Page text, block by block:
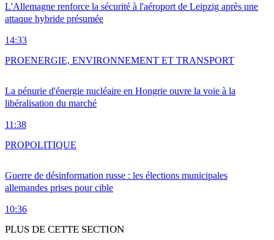
L'Allemagne renforce la sécurité à l'aéroport de Leipzig après une
attaque hybride présumée
14:33
La pénurie d'énergie nucléaire en Hongrie ouvre la voie à la
libéralisation du marché
11:38
PROENERGIE, ENVIRONNEMENT ET TRANSPORT
Guerre de désinformation russe : les élections municipales
allemandes prises pour cible
10:36
PROPOLITIQUE
PLUS DE CETTE SECTION